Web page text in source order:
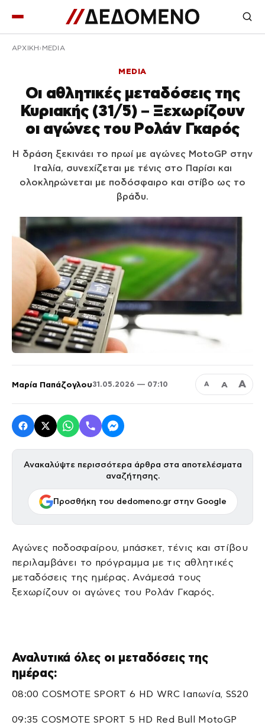
ΑΡΧΙΚΉ MEDIA
MEDIA
Οι αθλητικές μεταδόσεις της
Κυριακής (31/5) – Ξεχωρίζουν
οι αγώνες του Ρολάν Γκαρός
Η δράση ξεκινάει το πρωί με αγώνες MotoGP στην
Ιταλία, συνεχίζεται με τένις στο Παρίσι και
ολοκληρώνεται με ποδόσφαιρο και στίβο ως το
βράδυ.
Μαρία Παπάζογλου31.05.2026 — 07:10 Α Α Α
Ανακαλύψτε περισσότερα άρθρα στα αποτελέσματα
αναζήτησης.
Προσθήκη του dedomeno.gr στην Google
Αγώνες ποδοσφαίρου, μπάσκετ, τένις και στίβου
περιλαμβάνει το πρόγραμμα με τις αθλητικές
μεταδόσεις της ημέρας. Ανάμεσά τους
ξεχωρίζουν οι αγώνες του Ρολάν Γκαρός.
Αναλυτικά όλες οι μεταδόσεις της
ημέρας:
08:00 COSMOTE SPORT 6 HD WRC Ιαπωνία, SS20
09:35 COSMOTE SPORT 5 HD Red Bull MotoGP